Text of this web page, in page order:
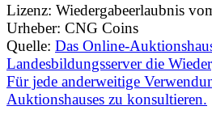
Lizenz: Wiedergabeerlaubnis
Urheber: CNG Coins
Quelle: Das Online-
Landesbildungsserver die
Für jede anderweitige
Auktionshauses zu konsultieren.